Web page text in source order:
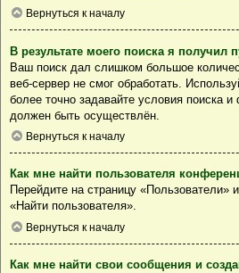
Вернуться к началу
В результате моего поиска я получил
Ваш поиск дал слишком большое
веб-сервер не смог обработать.
более точно задавайте условия поиска
должен быть осуществлён.
Вернуться к началу
Как мне найти пользователя
Перейдите на страницу «Пользователи»
«Найти пользователя».
Вернуться к началу
Как мне найти свои сообщения и